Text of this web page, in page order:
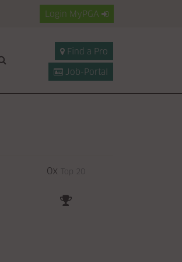
Login MyPGA
Find a Pro
Job-Portal
0x Top 20